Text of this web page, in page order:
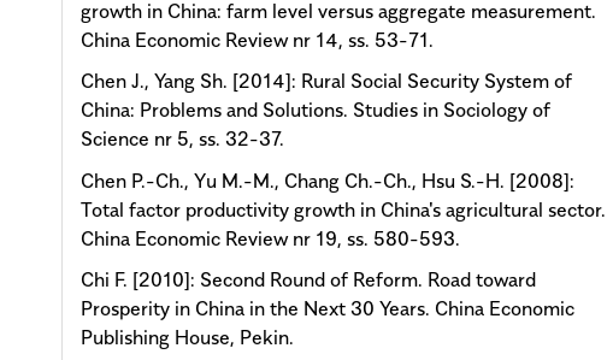
growth in China: farm level versus aggregate measurement.
China Economic Review nr 14, ss. 53-71.
Chen J., Yang Sh. [2014]: Rural Social Security System of
China: Problems and Solutions. Studies in Sociology of
Science nr 5, ss. 32-37.
Chen P.-Ch., Yu M.-M., Chang Ch.-Ch., Hsu S.-H. [2008]:
Total factor productivity growth in China's agricultural sector.
China Economic Review nr 19, ss. 580-593.
Chi F. [2010]: Second Round of Reform. Road toward
Prosperity in China in the Next 30 Years. China Economic
Publishing House, Pekin.